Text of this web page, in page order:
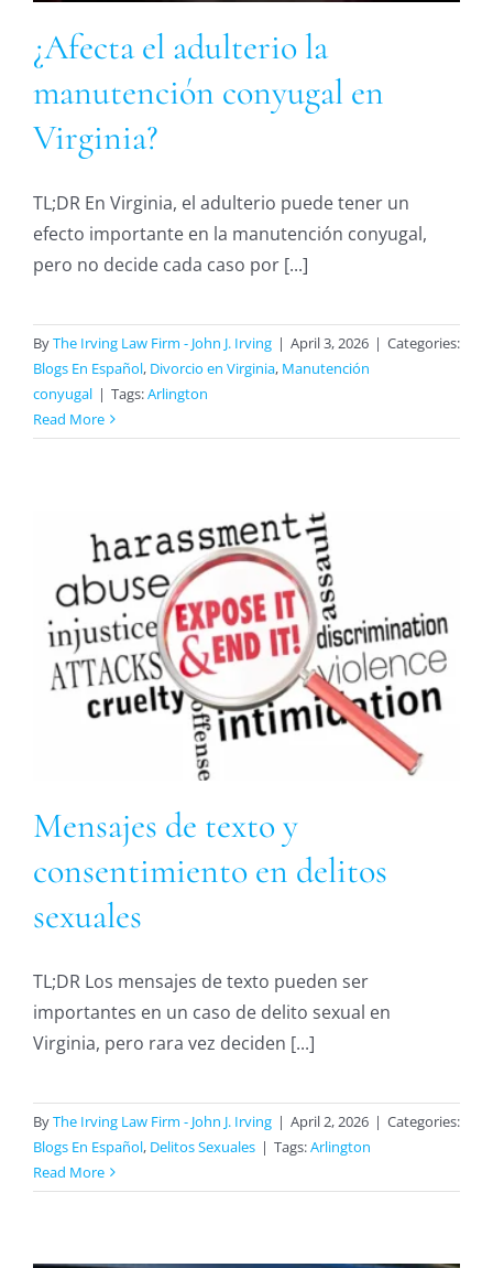
¿Afecta el adulterio la
manutención conyugal en
Virginia?
TL;DR En Virginia, el adulterio puede tener un
efecto importante en la manutención conyugal,
pero no decide cada caso por [...]
ByThe Irving Law Firm - John J. Irving | April 3, 2026 | Categories:
Blogs En Español, Divorcio en Virginia, Manutención
conyugal | Tags:Arlington
Read More
Mensajes de texto y
consentimiento en delitos
sexuales
TL;DR Los mensajes de texto pueden ser
importantes en un caso de delito sexual en
Virginia, pero rara vez deciden [...]
ByThe Irving Law Firm - John J. Irving | April 2, 2026 | Categories:
Blogs En Español, Delitos Sexuales | Tags:Arlington
Read More